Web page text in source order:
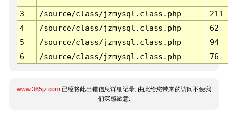
3 /source/class/jzmysql.class.php
211
4
/source/class/jzmysql.class.php
62
5
/source/class/jzmysql.class.php
94
6
/source/class/jzmysql.class.php 76
www.365jz.com 已经将此出错信息详细记录, 由此给您带来的访问不便我
们深感歉意.